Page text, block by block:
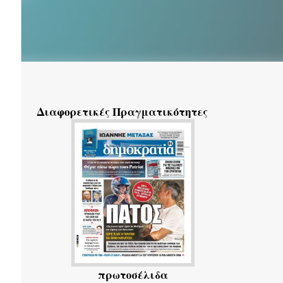
Διαφορετικές Πραγματικότητες
πρωτοσέλιδα